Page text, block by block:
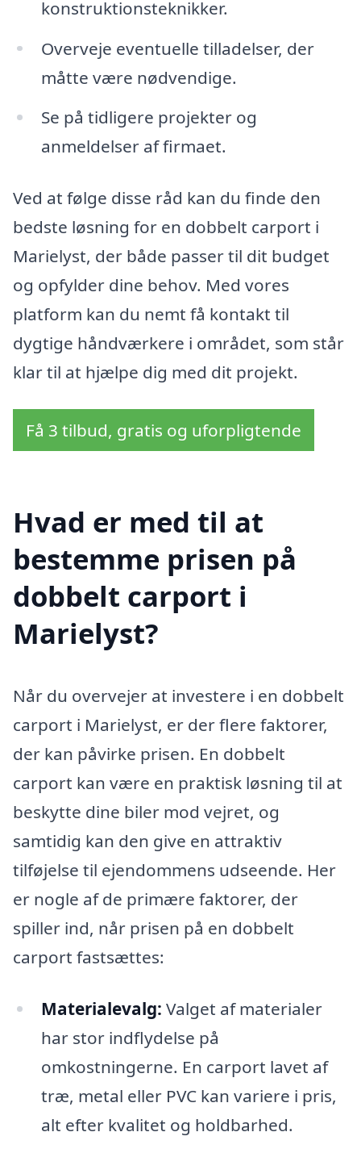
konstruktionsteknikker.
Overveje eventuelle tilladelser, der
måtte være nødvendige.
Se på tidligere projekter og
anmeldelser af firmaet.
Ved at følge disse råd kan du finde den
bedste løsning for en dobbelt carport i
Marielyst, der både passer til dit budget
og opfylder dine behov. Med vores
platform kan du nemt få kontakt til
dygtige håndværkere i området, som står
klar til at hjælpe dig med dit projekt.
Få 3 tilbud, gratis og uforpligtende
Hvad er med til at
bestemme prisen på
dobbelt carport i
Marielyst?
Når du overvejer at investere i en dobbelt
carport i Marielyst, er der flere faktorer,
der kan påvirke prisen. En dobbelt
carport kan være en praktisk løsning til at
beskytte dine biler mod vejret, og
samtidig kan den give en attraktiv
tilføjelse til ejendommens udseende. Her
er nogle af de primære faktorer, der
spiller ind, når prisen på en dobbelt
carport fastsættes:
Materialevalg: Valget af materialer
har stor indflydelse på
omkostningerne. En carport lavet af
træ, metal eller PVC kan variere i pris,
alt efter kvalitet og holdbarhed.